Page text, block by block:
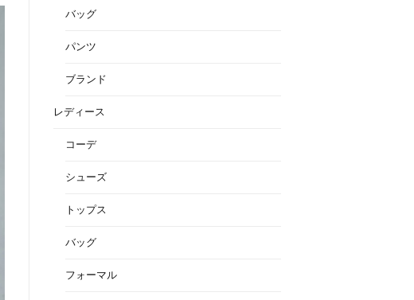
バッグ
パンツ
ブランド
レディース
コーデ
シューズ
トップス
バッグ
フォーマル